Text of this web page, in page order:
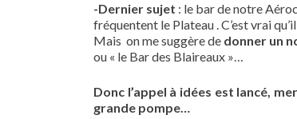
-Dernier sujet : le bar de notre
fréquentent le Plateau . C’est vrai
Mais on me suggère de donner un
ou « le Bar des Blaireaux »…
Donc l’appel à idées est lancé,
grande pompe…